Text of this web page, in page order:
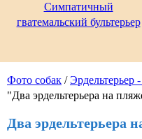
Фото собак /Эрдельтерьер
"Два эрдельтерьера на
Два эрдельтерьера
Симпатичный
гватемальский бультерьер